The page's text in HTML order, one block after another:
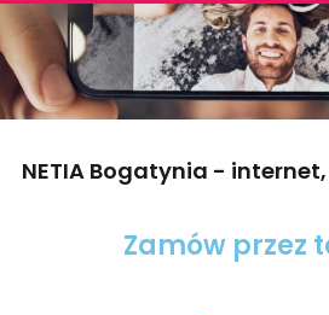
NETIA Bogatynia -
Zamów przez